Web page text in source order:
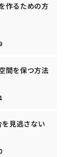
作るための方
間を保つ方法
見逃さない